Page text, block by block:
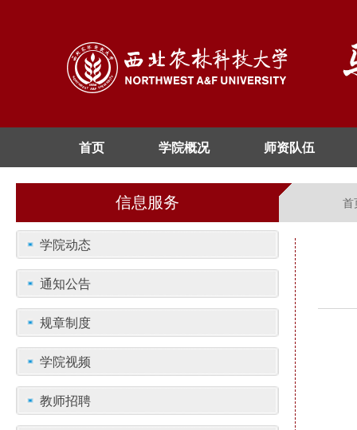
首页 学院概况 师资队伍
信息服务 首
学院动态
通知公告
规章制度
学院视频
教师招聘